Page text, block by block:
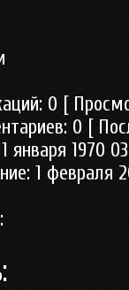
0 [
0 [
1 января 1970
1 февраля